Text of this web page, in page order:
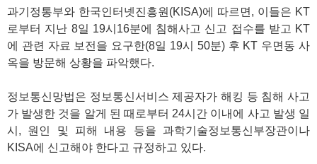
과기정통부와 한국인터넷진흥원(KISA)에 따르면, 이들은 KT
로부터 지난 8일 19시16분에 침해사고 신고 접수를 받고 KT
에 관련 자료 보전을 요구한(8일 19시 50분) 후 KT 우면동 사
옥을 방문해 상황을 파악했다.
정보통신망법은 정보통신서비스 제공자가 해킹 등 침해 사고
가 발생한 것을 알게 된 때로부터 24시간 이내에 사고 발생 일
시, 원인 및 피해 내용 등을 과학기술정보통신부장관이나
KISA에 신고해야 한다고 규정하고 있다.